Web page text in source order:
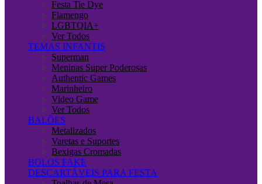
Festa Tie Dye
Flamengo
LGBTQIA+
Ver Todos
TEMAS INFANTIS
Superman
Meninas Super Poderosas
Authentic Games
Marinheiro
Video Game
Ver Todos
BALÕES
Metalizados
Varetas e Suportes
Bexigas Cromadas
BOLOS FAKE
DESCARTÁVEIS PARA FESTA